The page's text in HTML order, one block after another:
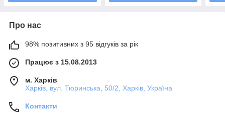
Про нас
98% позитивних з 95 відгуків за рік
Працює з 15.08.2013
м. Харків
Харків, вул. Тюринська, 50/2, Харків, Україна
Контакти